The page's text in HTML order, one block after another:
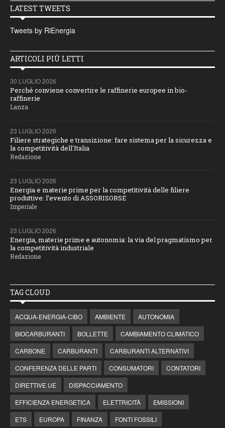
LATEST TWEETS
Tweets by RiEnergia
ARTICOLI PIÙ LETTI
30 LUGLIO 2026
Perché conviene convertire le raffinerie europee in bio-
raffinerie
Lanza
23 LUGLIO 2026
Filiere strategiche e transizione: fare sistema per la sicurezza e
la competitività dell'Italia
Redazione
23 LUGLIO 2026
Energia e materie prime per la competitività delle filiere
produttive: l’evento di ASSORISORSE
Imperiale
23 LUGLIO 2026
Energia, materie prime e autonomia: la via del pragmatismo per
la competitività industriale
Redazione
TAG CLOUD
ACQUA-ENERGIA-CIBO AMBIENTE
AUTONOMIA
BIOCARBURANTI
BOLLETTE
CAMBIAMENTO CLIMATICO
CARBONE
CARBURANTI
CARBURANTI ALTERNATIVI
CONFERENZA DELLE PARTI
CONSUMATORI
CONTATORI
DIRETTIVE UE
DISPACCIAMENTO
EFFICIENZA ENERGETICA
ELETTRICITÀ
EMISSIONI
ETS
EUROPA FINANZA FONTI FOSSILI